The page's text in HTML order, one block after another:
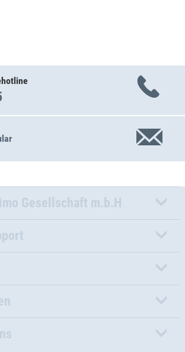
Gesellschaft m.b.H